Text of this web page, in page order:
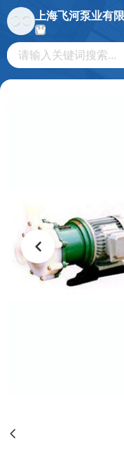
上海飞河泵业有